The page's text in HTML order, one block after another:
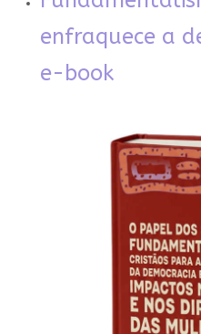
enfraquece a
e-book